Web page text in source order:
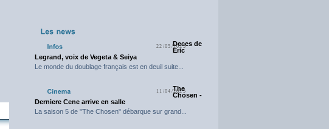
22/05/2025Deces de
Eric
Legrand, voix de Vegeta & Seiya
Le monde du doublage français est en deuil suite...
11/04/2025
The
Chosen -
Derniere Cene arrive en salle
La saison 5 de "The Chosen" débarque sur grand...